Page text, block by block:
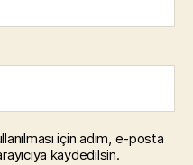
için adım, e-posta
kaydedilsin.